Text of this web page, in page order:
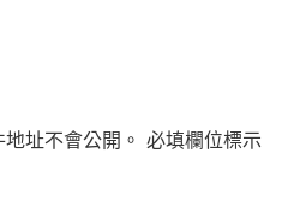
址不會公開。 必填欄位標示